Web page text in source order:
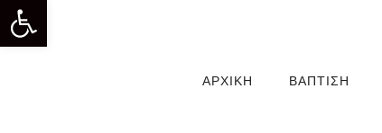
Ανοίξτε τη γραμμή εργαλείων
ΑΡΧΙΚΉ ΒΆΠΤΙΣΗ